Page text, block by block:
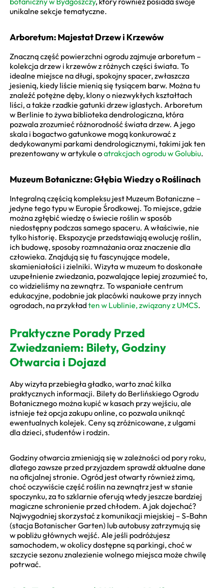
unikalne sekcje tematyczne.
Arboretum: Majestat Drzew i Krzewów
Znaczną część powierzchni ogrodu zajmuje arboretum –
kolekcja drzew i krzewów z różnych części świata. To
idealne miejsce na długi, spokojny spacer, zwłaszcza
jesienią, kiedy liście mienią się tysiącem barw. Można tu
znaleźć potężne dęby, klony o niezwykłych kształtach
liści, a także rzadkie gatunki drzew iglastych. Arboretum
w Berlinie to żywa biblioteka dendrologiczna, która
pozwala zrozumieć różnorodność świata drzew. A jego
skala i bogactwo gatunkowe mogą konkurować z
dedykowanymi parkami dendrologicznymi, takimi jak ten
prezentowany w artykule oatrakcjach ogrodu w Golubiu.
Muzeum Botaniczne: Głębia Wiedzy o Roślinach
Integralną częścią kompleksu jest Muzeum Botaniczne –
jedyne tego typu w Europie Środkowej. To miejsce, gdzie
można zgłębić wiedzę o świecie roślin w sposób
niedostępny podczas samego spaceru. A właściwie, nie
tylko historię. Ekspozycje przedstawiają ewolucję roślin,
ich budowę, sposoby rozmnażania oraz znaczenie dla
człowieka. Znajdują się tu fascynujące modele,
skamieniałości i zielniki. Wizyta w muzeum to doskonałe
uzupełnienie zwiedzania, pozwalające lepiej zrozumieć to,
co widzieliśmy na zewnątrz. To wspaniałe centrum
edukacyjne, podobnie jak placówki naukowe przy innych
ogrodach, na przykładten w Lublinie, związany z UMCS.
Praktyczne Porady Przed
Zwiedzaniem: Bilety, Godziny
Otwarcia i Dojazd
Aby wizyta przebiegła gładko, warto znać kilka
praktycznych informacji. Bilety do Berlińskiego Ogrodu
Botanicznego można kupić w kasach przy wejściu, ale
istnieje też opcja zakupu online, co pozwala uniknąć
ewentualnych kolejek. Ceny są zróżnicowane, z ulgami
dla dzieci, studentów i rodzin.
Godziny otwarcia zmieniają się w zależności od pory roku,
dlatego zawsze przed przyjazdem sprawdź aktualne dane
na oficjalnej stronie. Ogród jest otwarty również zimą,
choć oczywiście część roślin na zewnątrz jest w stanie
spoczynku, za to szklarnie oferują wtedy jeszcze bardziej
magiczne schronienie przed chłodem. A jak dojechać?
Najwygodniej skorzystać z komunikacji miejskiej – S-Bahn
(stacja Botanischer Garten) lub autobusy zatrzymują się
w pobliżu głównych wejść. Ale jeśli podróżujesz
samochodem, w okolicy dostępne są parkingi, choć w
szczycie sezonu znalezienie wolnego miejsca może chwilę
potrwać.